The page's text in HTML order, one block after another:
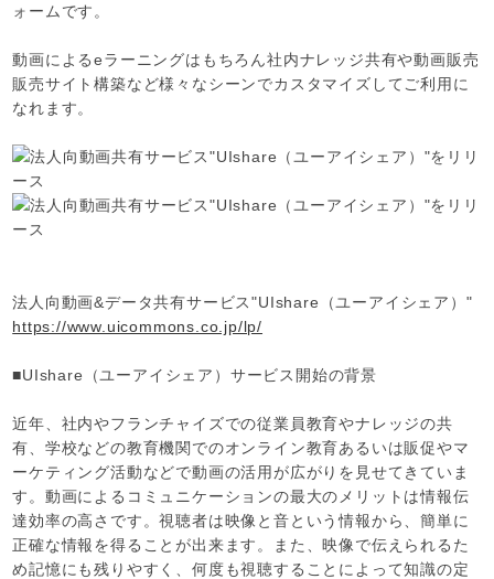
ォームです。
動画によるeラーニングはもちろん社内ナレッジ共有や動画販売
販売サイト構築など様々なシーンでカスタマイズしてご利用に
なれます。
法人向動画&データ共有サービス"UIshare（ユーアイシェア）"
https://www.uicommons.co.jp/lp/
■UIshare（ユーアイシェア）サービス開始の背景
近年、社内やフランチャイズでの従業員教育やナレッジの共
有、学校などの教育機関でのオンライン教育あるいは販促やマ
ーケティング活動などで動画の活用が広がりを見せてきていま
す。動画によるコミュニケーションの最大のメリットは情報伝
達効率の高さです。視聴者は映像と音という情報から、簡単に
正確な情報を得ることが出来ます。また、映像で伝えられるた
め記憶にも残りやすく、何度も視聴することによって知識の定